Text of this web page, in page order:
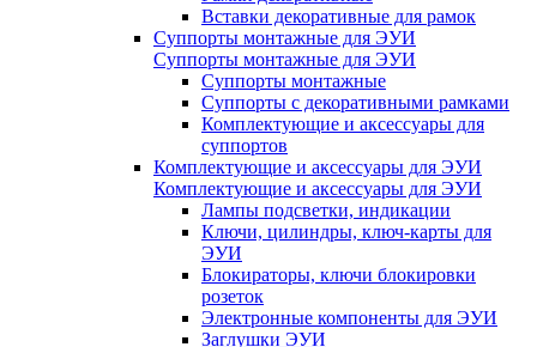
Вставки декоративные для рамок
Суппорты монтажные для ЭУИ
Суппорты монтажные для ЭУИ
Суппорты монтажные
Суппорты с декоративными рамками
Комплектующие и аксессуары для
суппортов
Комплектующие и аксессуары для ЭУИ
Комплектующие и аксессуары для ЭУИ
Лампы подсветки, индикации
Ключи, цилиндры, ключ-карты для
ЭУИ
Блокираторы, ключи блокировки
розеток
Электронные компоненты для ЭУИ
Заглушки ЭУИ